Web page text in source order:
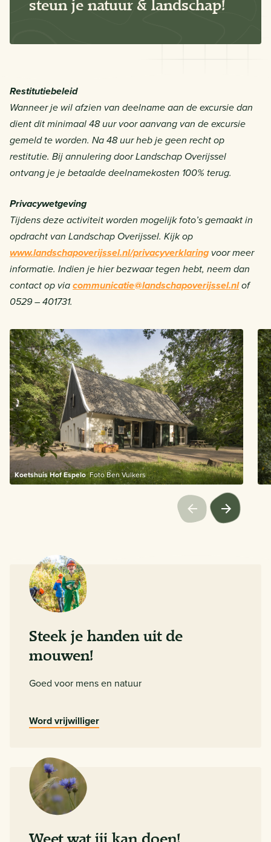
steun je natuur & landschap!
Restitutiebeleid
Wanneer je wil afzien van deelname aan de excursie dan
dient dit minimaal 48 uur voor aanvang van de excursie
gemeld te worden. Na 48 uur heb je geen recht op
restitutie. Bij annulering door Landschap Overijssel
ontvang je je betaalde deelnamekosten 100% terug.
Privacywetgeving
Tijdens deze activiteit worden mogelijk foto’s gemaakt in
opdracht van Landschap Overijssel. Kijk op
www.landschapoverijssel.nl/privacyverklaring voor meer
informatie. Indien je hier bezwaar tegen hebt, neem dan
contact op viacommunicatie@landschapoverijssel.nlof
0529 – 401731.
Koetshuis Hof EspeloFoto Ben Vulkers
Steek je handen uit de
mouwen!
Goed voor mens en natuur
Word vrijwilliger